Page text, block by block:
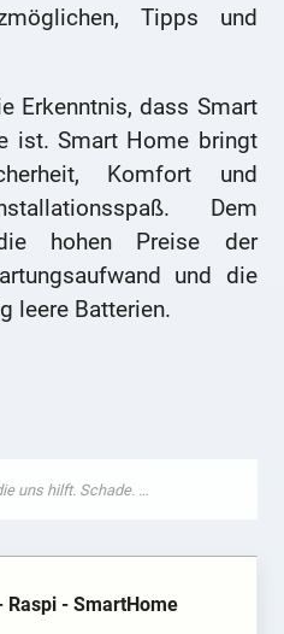
Tipps und
Erkenntnis, dass Smart
ist. Smart Home bringt
Komfort und
Dem
hohen Preise der
und die
leere Batterien.
Raspi - SmartHome